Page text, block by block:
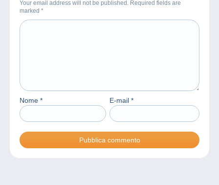
Your email address will not be published. Required fields are
marked *
Nome * E-mail *